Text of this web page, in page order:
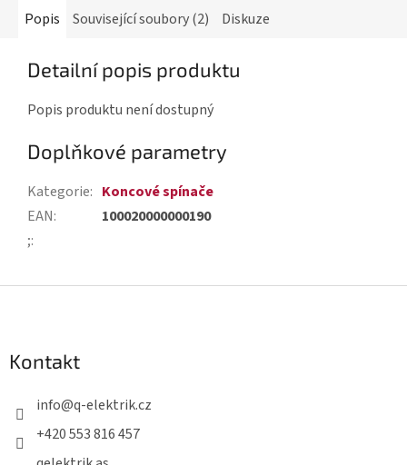
Popis Související soubory (2) Diskuze
Detailní popis produktu
Popis produktu není dostupný
Doplňkové parametry
Kategorie: Koncové spínače
EAN:
100020000000190
;:
p
aKontakt
info@q-elektrik.cz
+420 553 816 457